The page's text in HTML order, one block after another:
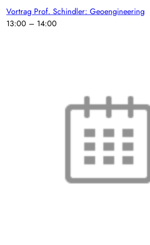
Vortrag Prof. Schindler: Geoengineering
13:00 – 14:00